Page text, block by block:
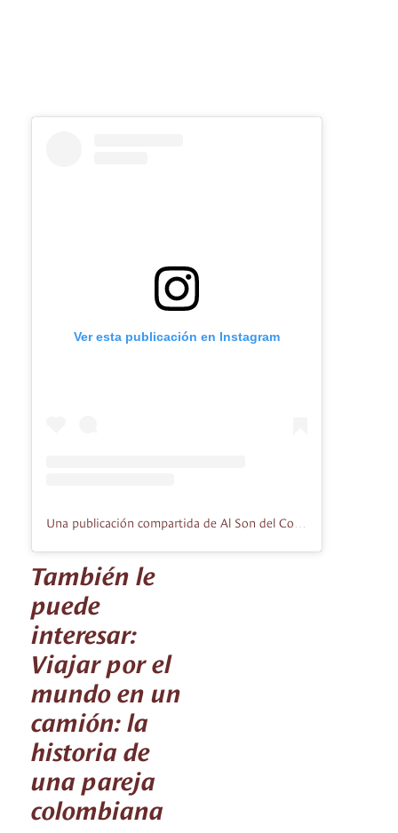
Ver esta publicación en Instagram
También le
puede
interesar:
Viajar por el
mundo en un
camión: la
historia de
una pareja
colombiana